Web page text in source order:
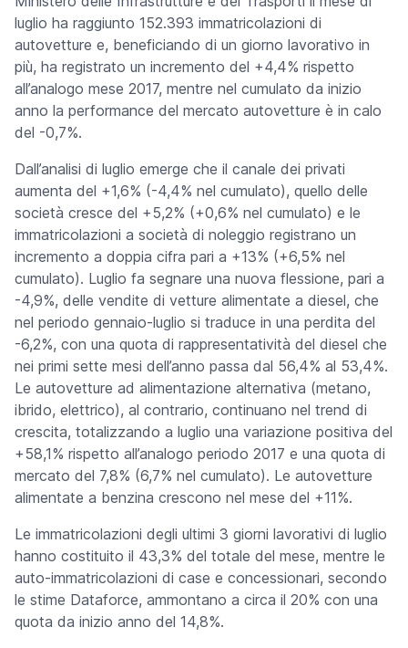
luglio ha raggiunto 152.393 immatricolazioni di
autovetture e, beneficiando di un giorno lavorativo in
più, ha registrato un incremento del +4,4% rispetto
all’analogo mese 2017, mentre nel cumulato da inizio
anno la performance del mercato autovetture è in calo
del -0,7%.
Dall’analisi di luglio emerge che il canale dei privati
aumenta del +1,6% (-4,4% nel cumulato), quello delle
società cresce del +5,2% (+0,6% nel cumulato) e le
immatricolazioni a società di noleggio registrano un
incremento a doppia cifra pari a +13% (+6,5% nel
cumulato). Luglio fa segnare una nuova flessione, pari a
-4,9%, delle vendite di vetture alimentate a diesel, che
nel periodo gennaio-luglio si traduce in una perdita del
-6,2%, con una quota di rappresentatività del diesel che
nei primi sette mesi dell’anno passa dal 56,4% al 53,4%.
Le autovetture ad alimentazione alternativa (metano,
ibrido, elettrico), al contrario, continuano nel trend di
crescita, totalizzando a luglio una variazione positiva del
+58,1% rispetto all’analogo periodo 2017 e una quota di
mercato del 7,8% (6,7% nel cumulato). Le autovetture
alimentate a benzina crescono nel mese del +11%.
Le immatricolazioni degli ultimi 3 giorni lavorativi di luglio
hanno costituito il 43,3% del totale del mese, mentre le
auto-immatricolazioni di case e concessionari, secondo
le stime Dataforce, ammontano a circa il 20% con una
quota da inizio anno del 14,8%.